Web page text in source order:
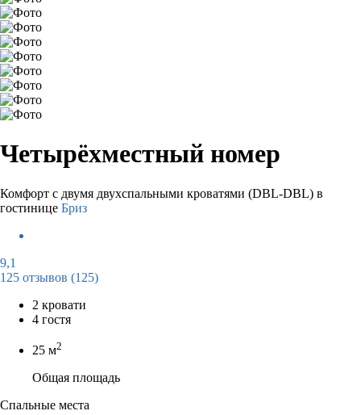
Четырёхместный номер
Комфорт с двумя двухспальными кроватями (DBL-DBL) в
гостинице Бриз
9,1
125 отзывов (125)
2 кровати
4 гостя
25 м2
Общая площадь
Спальные места